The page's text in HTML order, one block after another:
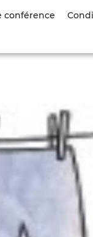
conférence